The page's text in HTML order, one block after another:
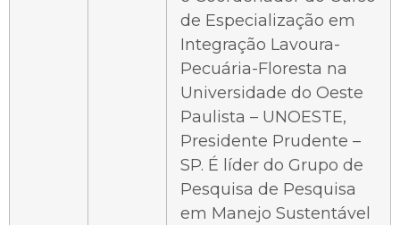
de Especialização em
Integração Lavoura-
Pecuária-Floresta na
Universidade do Oeste
Paulista – UNOESTE,
Presidente Prudente –
SP. É líder do Grupo de
Pesquisa de Pesquisa
em Manejo Sustentável